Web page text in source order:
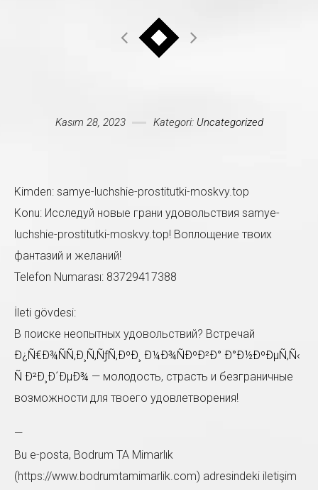
Kasım 28, 2023 Kategori: Uncategorized
Kimden: samye-luchshie-prostitutki-moskvy.top
Konu: Исследуй новые грани удовольствия samye-
luchshie-prostitutki-moskvy.top! Воплощение твоих
фантазий и желаний!
Telefon Numarası: 83729417388
İleti gövdesi:
В поиске неопытных удовольствий? Встречай
Ð¿Ñ€Ð¾ÑÑ‚Ð¸Ñ‚ÑƒÑ‚ÐºÐ¸ Ð¼Ð¾ÑÐºÐ²Ð° Ð°Ð½ÐºÐµÑ‚Ñ‹
Ñ Ð²Ð¸Ð´ÐµÐ¾ — молодость, страсть и безграничные
возможности для твоего удовлетворения!
—
Bu e-posta, Bodrum TA Mimarlık
(https://www.bodrumtamimarlik.com) adresindeki iletişim